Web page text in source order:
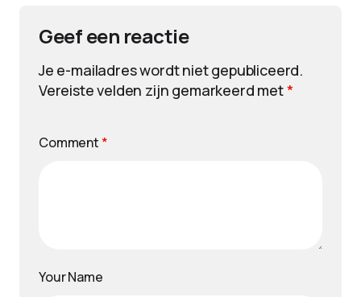
Geef een reactie
Je e-mailadres wordt niet gepubliceerd.
Vereiste velden zijn gemarkeerd met*
Comment *
Your Name